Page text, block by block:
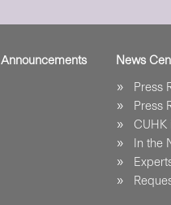
Announcements
News
Press
Press
CUHK
In the